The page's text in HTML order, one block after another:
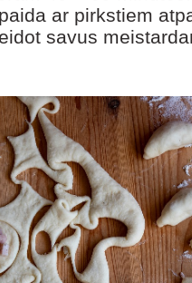
ar pirkstiem
savus